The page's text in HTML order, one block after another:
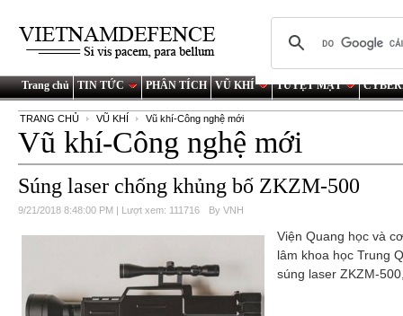
Trang chủ TIN TỨC PHÂN TÍCH VŨ KHÍ TUYỆT MẬT
TRANG CHỦ VŨ KHÍ Vũ khí-Công nghệ mới
Vũ khí-Công nghệ mới
Súng laser chống khủng bố ZKZM-500
9/21/2018 8:48:00 PM | Lượt xem: 111716 By VNH
Viện Quang học và
lâm khoa học Trung
súng laser ZKZM-